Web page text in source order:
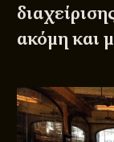
ακόμη και